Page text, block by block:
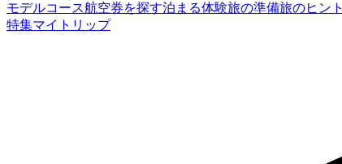
モデルコース航空券を探す泊まる体験旅の準備旅のヒント
特集マイトリップ